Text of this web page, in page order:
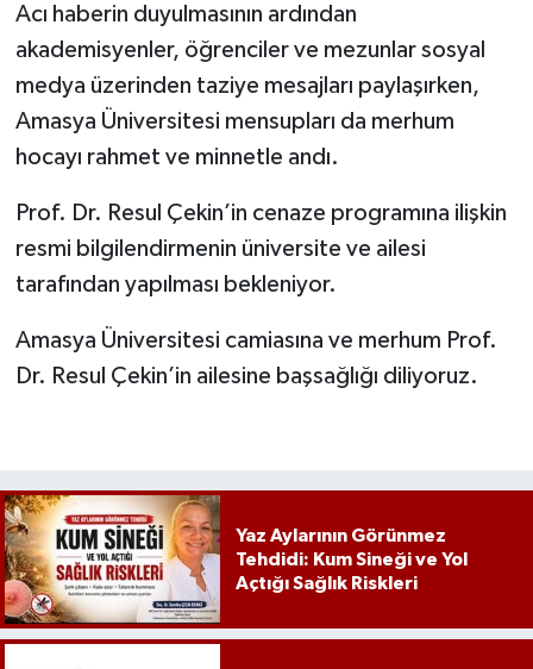
Acı haberin duyulmasının ardından
akademisyenler, öğrenciler ve mezunlar sosyal
medya üzerinden taziye mesajları paylaşırken,
Amasya Üniversitesi mensupları da merhum
hocayı rahmet ve minnetle andı.
Prof. Dr. Resul Çekin’in cenaze programına ilişkin
resmi bilgilendirmenin üniversite ve ailesi
tarafından yapılması bekleniyor.
Amasya Üniversitesi camiasına ve merhum Prof.
Dr. Resul Çekin’in ailesine başsağlığı diliyoruz.
Yaz Aylarının Görünmez
Tehdidi: Kum Sineği ve Yol
Açtığı Sağlık Riskleri